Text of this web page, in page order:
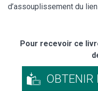
d’assouplissement du
Pour recevoir ce
OBTENIR